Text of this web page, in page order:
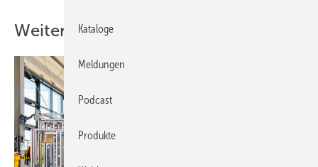
Weitere Inhalte
Kataloge
Meldungen
Podcast
Produkte